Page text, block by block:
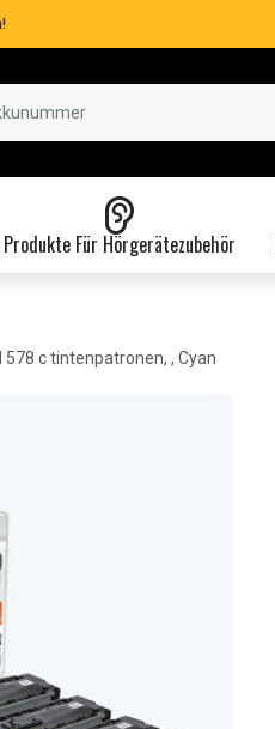
Produkte Für Hörgerätezubehör
578 c tintenpatronen, , Cyan